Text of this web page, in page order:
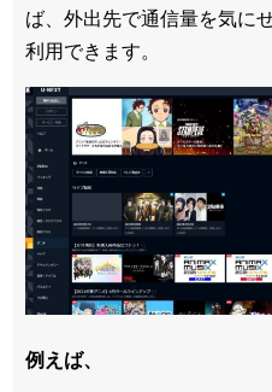
ば、外出先で通信量を気に
利用できます。
例えば、